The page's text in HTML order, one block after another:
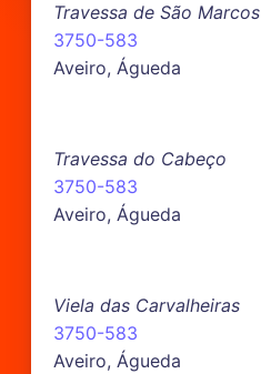
Travessa de São Marcos
3750-583
Aveiro, Águeda
Travessa do Cabeço
3750-583
Aveiro, Águeda
Viela das Carvalheiras
3750-583
Aveiro, Águeda